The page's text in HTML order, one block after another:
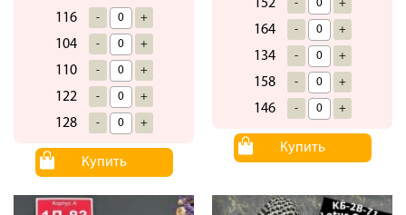
116 - +
104 - +
110 - +
122 - +
128 - +
Купить
152 - +
164 - +
134 - +
158 - +
146 - +
Купить